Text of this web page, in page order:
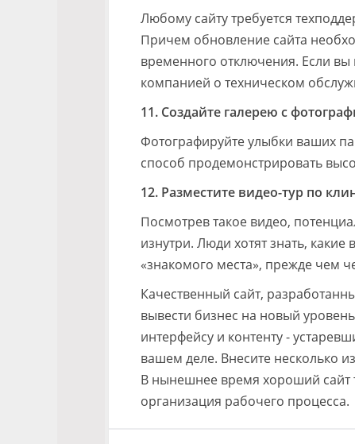
Любому сайту требуется
Причем обновление сайта
временного отключения. Если
компанией о техническом
11. Создайте галерею с
Фотографируйте улыбки ваших
способ продемонстрировать
12. Разместите видео-тур по
Посмотрев такое видео,
изнутри. Люди хотят знать,
«знакомого места», прежде чем
Качественный сайт,
вывести бизнес на новый
интерфейсу и контенту -
вашем деле. Внесите несколько
В нынешнее время хороший сайт
организация рабочего процесса.